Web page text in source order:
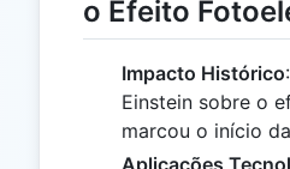
o Efeito
Impacto Histórico
Einstein sobre o
marcou o início